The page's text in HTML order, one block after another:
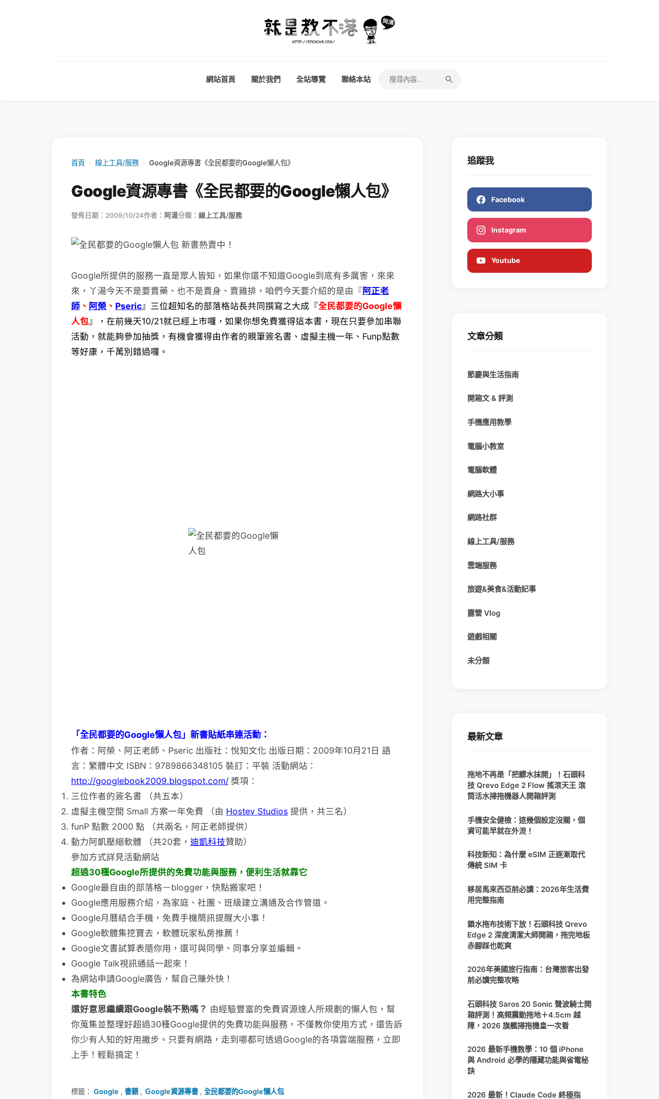
網站首頁 關於我們 全站導覽 聯絡本站
首頁 › 線上工具/服務 › Google資源專書《全民都要的Google懶人包》
Google資源專書《全民都要的Google懶人包》
發佈日期：2009/10/24作者： 阿湯分類： 線上工具/服務
Google所提供的服務一直是眾人皆知，如果你還不知道Google到底有多厲害，來來
來，丫湯今天不是要賣藥、也不是賣身、賣雞排，咱們今天要介紹的是由『阿正老
師 、 阿榮 、 Pseric』三位超知名的部落格站長共同撰寫之大成『全民都要的Google懶
人包』，在前幾天10/21就已經上市囉，如果你想免費獲得這本書，現在只要參加串聯
活動，就能夠參加抽獎，有機會獲得由作者的親筆簽名書、虛擬主機一年、Funp點數
等好康，千萬別錯過囉。
「全民都要的Google懶人包」新書貼紙串連活動：
作者：阿榮、阿正老師、Pseric 出版社：悅知文化 出版日期：2009年10月21日 語
言：繁體中文 ISBN：9789866348105 裝訂：平裝 活動網站：
http://googlebook2009.blogspot.com/ 獎項：
三位作者的簽名書 （共五本）
虛擬主機空間 Small 方案一年免費 （由 Hostev Studios 提供，共三名）
funP 點數 2000 點 （共兩名，阿正老師提供）
動力阿凱壓縮軟體 （共20套， 迪凱科技贊助）
參加方式詳見活動網站
超過30種Google所提供的免費功能與服務，便利生活就靠它
Google最自由的部落格－blogger，快點搬家吧！
Google應用服務介紹，為家庭、社團、班級建立溝通及合作管道。
Google月曆結合手機，免費手機簡訊提醒大小事！
Google軟體集挖寶去，軟體玩家私房推薦！
Google文書試算表隨你用，還可與同學、同事分享並編輯。
Google Talk視訊通話一起來！
為網站申請Google廣告，幫自己賺外快！
本書特色
還好意思繼續跟Google裝不熟嗎？ 由經驗豐富的免費資源達人所規劃的懶人包，幫
你蒐集並整理好超過30種Google提供的免費功能與服務，不僅教你使用方式，還告訴
你少有人知的好用撇步。只要有網路，走到哪都可透過Google的各項雲端服務，立即
上手！輕鬆搞定！
標籤： Google , 書籍, Ｇoogle資源專書, 全民都要的Google懶人包
追蹤我
Facebook
Instagram
Youtube
文章分類
節慶與生活指南
開箱文 & 評測
手機應用教學
電腦小教室
電腦軟體
網路大小事
網路社群
線上工具/服務
雲端服務
旅遊&美食&活動記事
露營 Vlog
遊戲相關
未分類
最新文章
拖地不再是「把髒水抹開」！石頭科
技 Qrevo Edge 2 Flow 搖滾天王 滾
筒活水掃拖機器人開箱評測
手機安全健檢：這幾個設定沒關，個
資可能早就在外流！
科技新知：為什麼 eSIM 正逐漸取代
傳統 SIM 卡
移居馬來西亞前必讀：2026年生活費
用完整指南
鎖水拖布技術下放！石頭科技 Qrevo
Edge 2 深度清潔大師開箱，拖完地板
赤腳踩也乾爽
2026年美國旅行指南：台灣旅客出發
前必讀完整攻略
石頭科技 Saros 20 Sonic 聲波騎士開
箱評測！高頻震動拖地＋4.5cm 越
障，2026 旗艦掃拖機皇一次看
2026 最新手機教學：10 個 iPhone
與 Android 必學的隱藏功能與省電秘
訣
2026 最新！Claude Code 終極指